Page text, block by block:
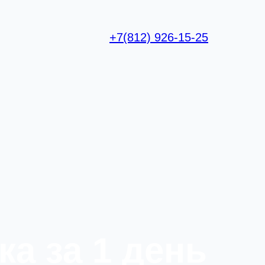
+7(812) 926-15-25